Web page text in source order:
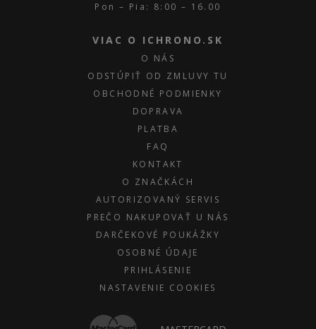
Pon – Pia: 8:00 – 16.00
VIAC O ICHRONO.SK
O NÁS
ODSTÚPIŤ OD ZMLUVY TU
OBCHODNÉ PODMIENKY
DOPRAVA
PLATBA
FAQ
KONTAKT
O ZNAČKÁCH
AUTORIZOVANÝ SERVIS
PREČO NAKUPOVAŤ U NÁS
DARČEKOVÉ POUKÁŽKY
OSOBNÉ ÚDAJE
PRIHLÁSENIE
NASTAVENIE COOKIES